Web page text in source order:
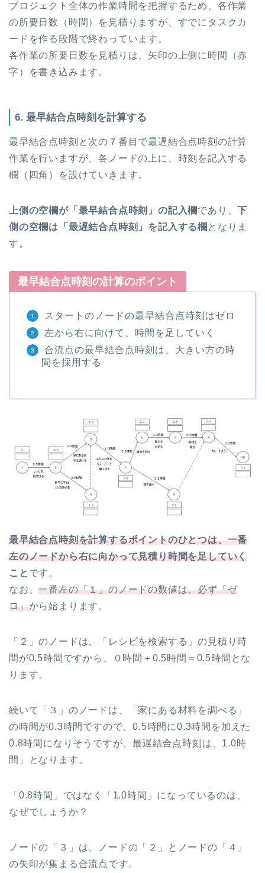
プロジェクト全体の作業時間を把握するため、各作業
の所要日数（時間）を見積りますが、すでにタスクカ
ードを作る段階で終わっています。
各作業の所要日数を見積りは、矢印の上側に時間（赤
字）を書き込みます。
6. 最早結合点時刻を計算する
最早結合点時刻と次の７番目で最遅結合点時刻の計算
作業を行いますが、各ノードの上に、時刻を記入する
欄（四角）を設けていきます。
上側の空欄が「最早結合点時刻」の記入欄であり、下
側の空欄は「最遅結合点時刻」を記入する欄 となりま
す。
最早結合点時刻の計算のポイント
スタートのノードの最早結合点時刻はゼロ
左から右に向けて、時間を足していく
合流点の最早結合点時刻は、大きい方の時
間を採用する
最早結合点時刻を計算するポイントのひとつは、一番
左のノードから右に向かって見積り時間を足していく
こと です。
なお、一番左の「１」のノードの数値は、必ず「ゼ
ロ」から始まります。
「２」のノードは、「レシピを検索する」の見積り時
間が0.5時間ですから、０時間＋0.5時間＝0.5時間とな
ります。
続いて「３」のノードは、「家にある材料を調べる」
の時間が0.3時間ですので、0.5時間に0.3時間を加えた
0.8時間になりそうですが、最遅結合点時刻は、1.0時
間」となります。
「0.8時間」ではなく「1.0時間」になっているのは、
なぜでしょうか？
ノードの「３」は、ノードの「２」とノードの「４」
の矢印が集まる合流点です。